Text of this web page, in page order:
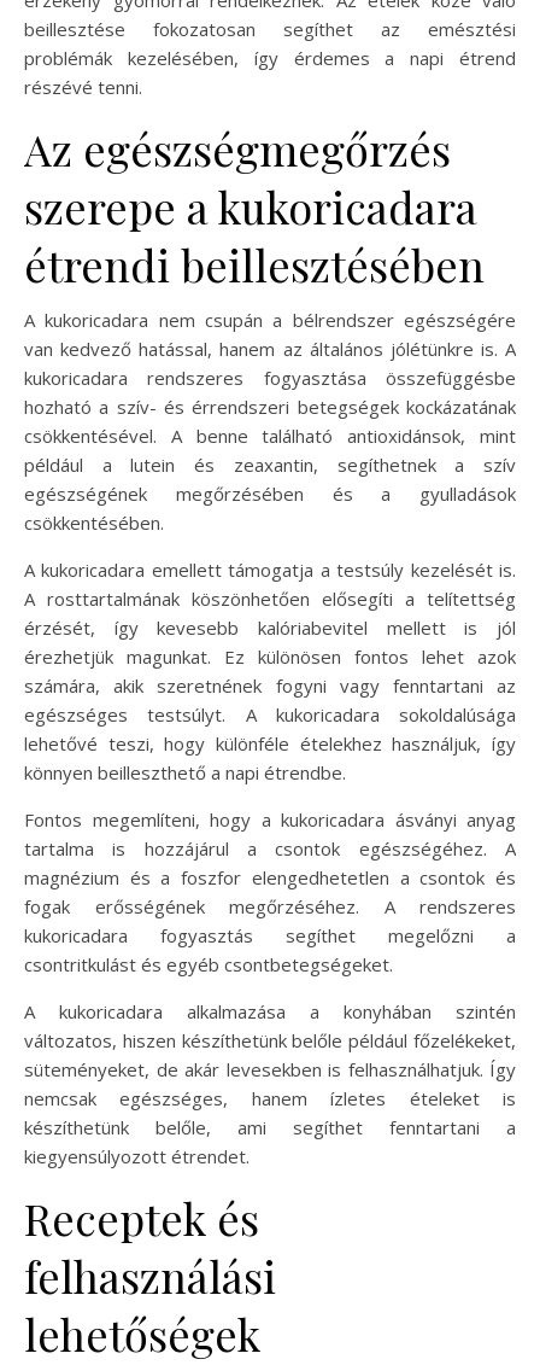
beillesztése fokozatosan segíthet az emésztési
problémák kezelésében, így érdemes a napi étrend
részévé tenni.
Az egészségmegőrzés
szerepe a kukoricadara
étrendi beillesztésében
A kukoricadara nem csupán a bélrendszer egészségére
van kedvező hatással, hanem az általános jólétünkre is. A
kukoricadara rendszeres fogyasztása összefüggésbe
hozható a szív- és érrendszeri betegségek kockázatának
csökkentésével. A benne található antioxidánsok, mint
például a lutein és zeaxantin, segíthetnek a szív
egészségének megőrzésében és a gyulladások
csökkentésében.
A kukoricadara emellett támogatja a testsúly kezelését is.
A rosttartalmának köszönhetően elősegíti a telítettség
érzését, így kevesebb kalóriabevitel mellett is jól
érezhetjük magunkat. Ez különösen fontos lehet azok
számára, akik szeretnének fogyni vagy fenntartani az
egészséges testsúlyt. A kukoricadara sokoldalúsága
lehetővé teszi, hogy különféle ételekhez használjuk, így
könnyen beilleszthető a napi étrendbe.
Fontos megemlíteni, hogy a kukoricadara ásványi anyag
tartalma is hozzájárul a csontok egészségéhez. A
magnézium és a foszfor elengedhetetlen a csontok és
fogak erősségének megőrzéséhez. A rendszeres
kukoricadara fogyasztás segíthet megelőzni a
csontritkulást és egyéb csontbetegségeket.
A kukoricadara alkalmazása a konyhában szintén
változatos, hiszen készíthetünk belőle például főzelékeket,
süteményeket, de akár levesekben is felhasználhatjuk. Így
nemcsak egészséges, hanem ízletes ételeket is
készíthetünk belőle, ami segíthet fenntartani a
kiegyensúlyozott étrendet.
Receptek és
felhasználási
lehetőségek